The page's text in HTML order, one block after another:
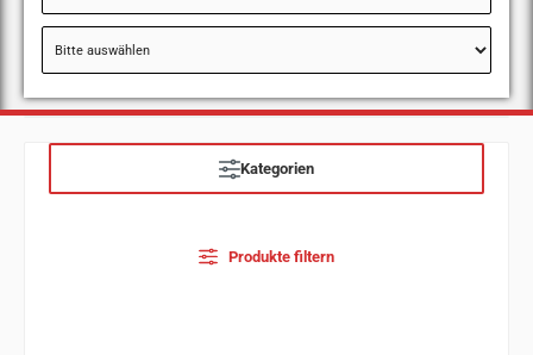
Kategorien
Produkte filtern